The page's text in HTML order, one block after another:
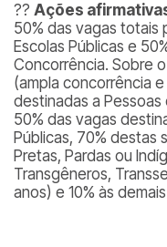
?? Ações
50% das vagas
Escolas Públicas e
Concorrência. Sobre
(ampla concorrência
destinadas a
50% das vagas
Públicas, 70% destas
Pretas, Pardas ou
Transgêneros,
anos) e 10% às